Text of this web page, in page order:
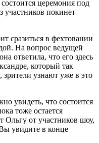
церемония под
участников покинет
сразиться в фехтовании
На вопрос ведущей
ответила, что его здесь
который так
узнают уже в это
увидеть, что состоится
тоже остается
Ольгу от участников шоу,
увидите в конце